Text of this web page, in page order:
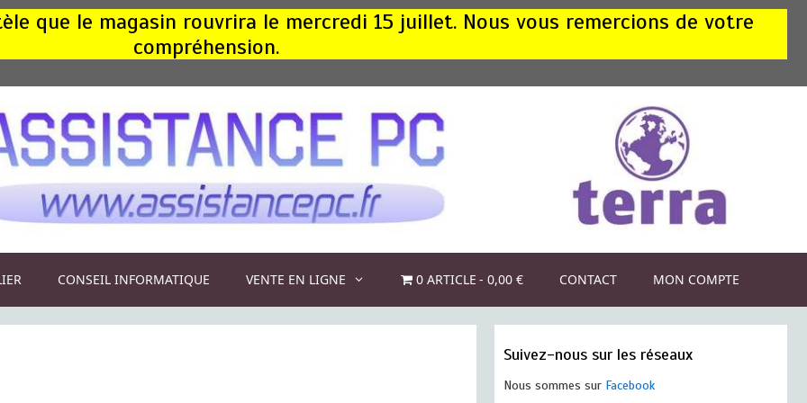
que le magasin rouvrira le mercredi 15 juillet. Nous vous remercions de votre
compréhension.
CONSEIL INFORMATIQUE VENTE EN LIGNE 0 ARTICLE 0,00 € CONTACT MON COMPTE
Suivez-nous sur les réseaux
Nous sommes sur Facebook